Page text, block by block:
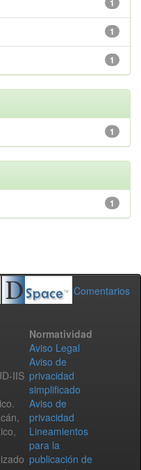
1
1
1
1
1
Comentarios
IIS
Normatividad
Aviso Legal
Aviso de
privacidad
simplificado
Aviso de
privacidad
Lineamientos
para la
publicación de